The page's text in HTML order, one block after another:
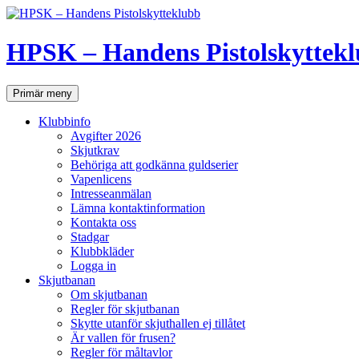
Hoppa
innehåll
HPSK – Handens
SökPrimär meny
Klubbinfo
Avgifter 2026
Skjutkrav
Behöriga att godkänna guldserier
Vapenlicens
Intresseanmälan
Lämna kontaktinformation
Kontakta oss
Stadgar
Klubbkläder
Logga in
Skjutbanan
Om skjutbanan
Regler för skjutbanan
Skytte utanför skjuthallen ej tillåtet
Är vallen för frusen?
Regler för måltavlor